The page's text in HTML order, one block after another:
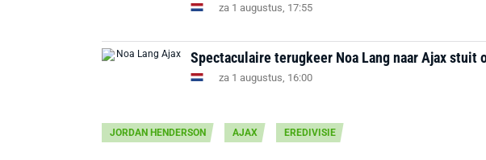
za 1 augustus, 17:55
Spectaculaire terugkeer Noa Lang naar Ajax stuit
za 1 augustus, 16:00
JORDAN HENDERSON AJAX EREDIVISIE